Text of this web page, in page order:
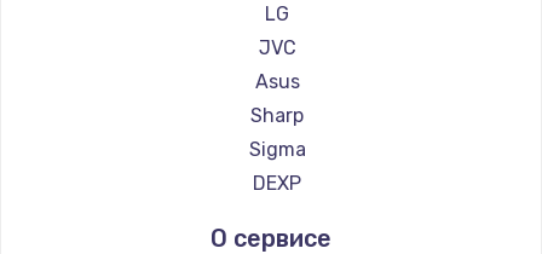
Замена регулятора режимов конфорки
900 руб.
Заказать
Замена сенсорного датчика
1300 руб.
Заказать
LG
JVC
Asus
Sharp
Sigma
DEXP
О сервисе